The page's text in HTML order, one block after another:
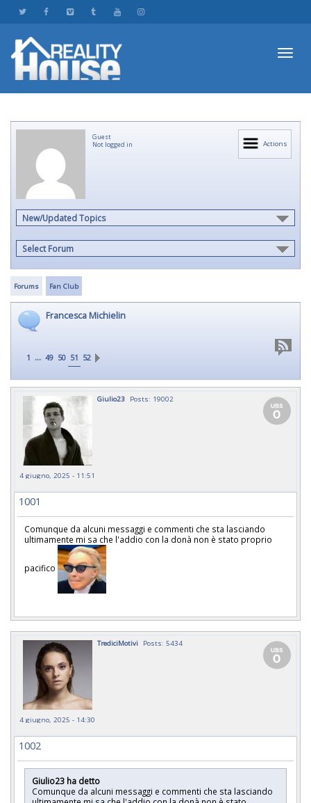
Actions
Guest
Not logged in
New/Updated Topics
Select Forum
Forums Fan Club
Francesca Michielin
1 ... 49 50 51 52
Giulio23 Posts: 19002
4 giugno, 2025 - 11:51
1001
Comunque da alcuni messaggi e commenti che sta lasciando
ultimamente mi sa che l'addio con la donà non è stato proprio
pacifico
TrediciMotivi Posts: 5434
4 giugno, 2025 - 14:30
1002
Giulio23 ha detto
Comunque da alcuni messaggi e commenti che sta lasciando